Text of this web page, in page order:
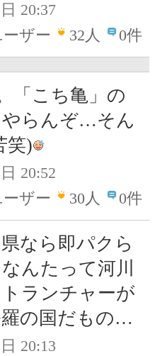
20:37
ザー
32人 0件
「こち亀」の
らんぞ…そん
笑)
20:52
ザー
30人 0件
なら即パクら
んたって河川
ランチャーが
の国だもの…
20:13